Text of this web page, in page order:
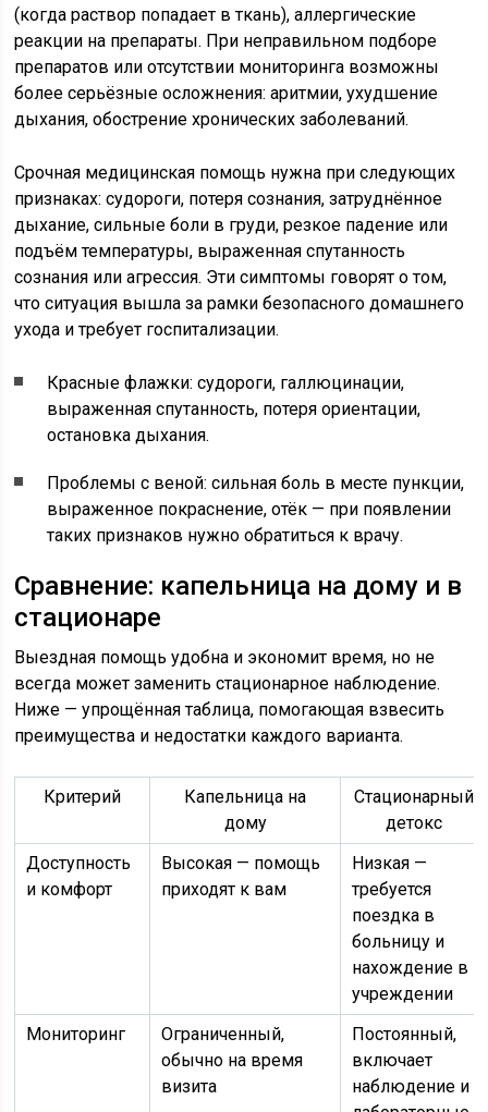
(когда раствор попадает в ткань), аллергические
реакции на препараты. При неправильном подборе
препаратов или отсутствии мониторинга возможны
более серьёзные осложнения: аритмии, ухудшение
дыхания, обострение хронических заболеваний.
Срочная медицинская помощь нужна при следующих
признаках: судороги, потеря сознания, затруднённое
дыхание, сильные боли в груди, резкое падение или
подъём температуры, выраженная спутанность
сознания или агрессия. Эти симптомы говорят о том,
что ситуация вышла за рамки безопасного домашнего
ухода и требует госпитализации.
Красные флажки: судороги, галлюцинации,
выраженная спутанность, потеря ориентации,
остановка дыхания.
Проблемы с веной: сильная боль в месте пункции,
выраженное покраснение, отёк — при появлении
таких признаков нужно обратиться к врачу.
Сравнение: капельница на дому и в
стационаре
Выездная помощь удобна и экономит время, но не
всегда может заменить стационарное наблюдение.
Ниже — упрощённая таблица, помогающая взвесить
преимущества и недостатки каждого варианта.
Критерий
Капельница на
дому
Стационарный
детокс
Доступность
и комфорт
Высокая — помощь
приходят к вам
Низкая —
требуется
поездка в
больницу и
нахождение в
учреждении
Мониторинг
Ограниченный,
обычно на время
визита
Постоянный,
включает
наблюдение и